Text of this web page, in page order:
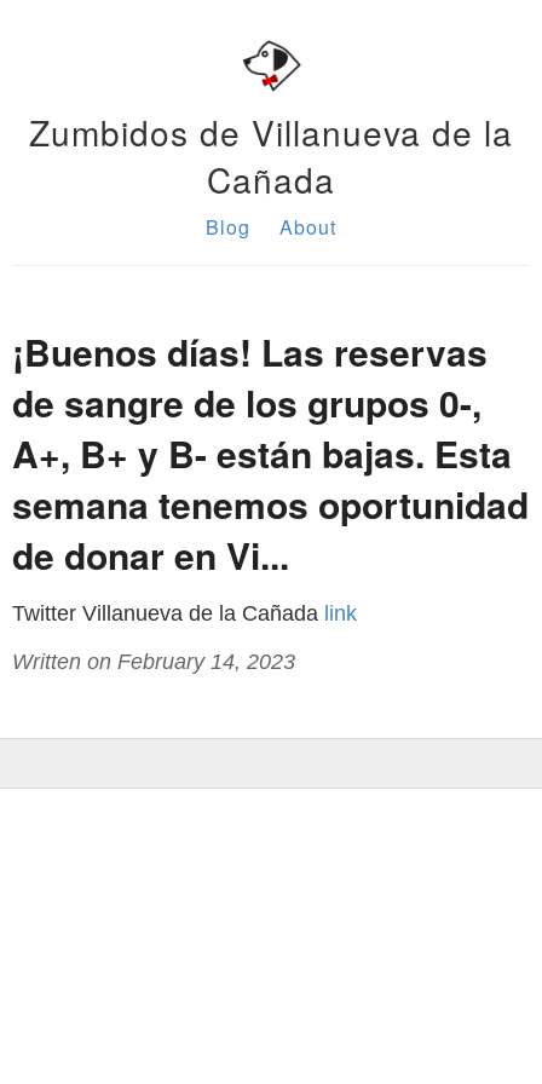
Zumbidos de Villanueva de la
Cañada
Blog About
¡Buenos días! Las reservas
de sangre de los grupos 0-,
A+, B+ y B- están bajas. Esta
semana tenemos oportunidad
de donar en Vi...
Twitter Villanueva de la Cañada link
Written on February 14, 2023